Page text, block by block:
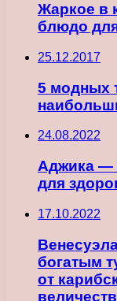
Жаркое в
блюдо
25.12.2017
5 модных
24.08.2022
Аджика —
для
17.10.2022
богатым
от